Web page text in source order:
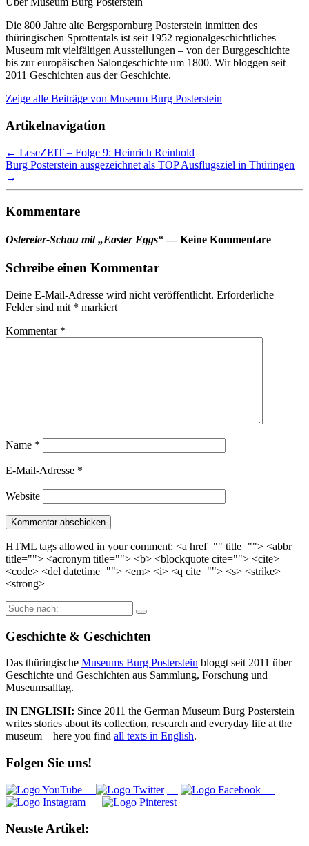
Die 800 Jahre alte Bergspornburg Posterstein inmitten des
thüringischen Sprottentals ist seit 1952 regionalgeschichtliches
Museum mit vielfältigen Ausstellungen – von der Burggeschichte
bis zur europäischen Salongeschichte um 1800. Wir bloggen seit
2011 Geschichten aus der Geschichte.
Zeige alle Beiträge von Museum Burg Posterstein
Artikelnavigation
← LeseZEIT – Folge 9: Heinrich Reinhold
Burg Posterstein ausgezeichnet als TOP Ausflugsziel in Thüringen
→
Kommentare
Ostereier-Schau mit „Easter Eggs“— Keine Kommentare
Schreibe einen Kommentar
Deine E-Mail-Adresse wird nicht veröffentlicht. Erforderliche
Felder sind mit * markiert
Kommentar *
Name *
E-Mail-Adresse *
Website
HTML tags allowed in your comment: <a href="" title=""> <abbr
title=""> <acronym title=""> <b> <blockquote cite=""> <cite>
<code> <del datetime=""> <em> <i> <q cite=""> <s> <strike>
<strong>
Suche
nach:
Geschichte & Geschichten
Das thüringische Museums Burg Posterstein bloggt seit 2011 über
Geschichte und Geschichten aus Sammlung, Forschung und
Museumsalltag.
IN ENGLISH: Since 2011 the German Museum Burg Posterstein
writes stories about its collection, research and everyday life at the
museum – here you find all texts in English.
Folgen Sie uns!
Neuste Artikel: